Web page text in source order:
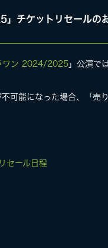
チケットリセールの
ワン 2024/2025 」公演で
可能になった場合、「売
セール日程